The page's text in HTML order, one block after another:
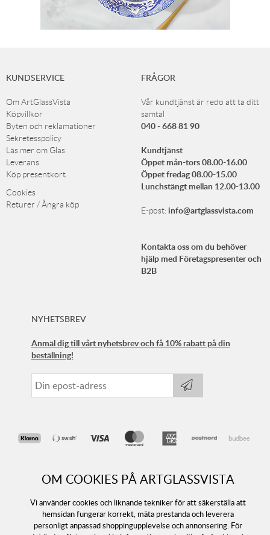
OM COOKIES PÅ ARTGLASSVISTA
Vi använder cookies och liknande tekniker för att säkerställa att
hemsidan fungerar korrekt, mäta prestanda och leverera
personligt anpassad shoppingupplevelse och annonsering. För
KUNDSERVICE
Om ArtGlassVista
Köpvillkor
Byten och reklamationer
Sekretesspolicy
Läs mer om Glas
Leverans
Köp presentkort
Cookies
Returer / Ångra köp
FRÅGOR
Vår kundtjänst är redo att ta ditt
samtal
040 - 668 81 90
Kundtjänst
Öppet mån-tors 08.00-16.00
Öppet fredag 08.00-15.00
Lunchstängt mellan 12.00-13.00
E-post:info@artglassvista.com
Kontakta oss om du behöver
hjälp med Företagspresenter och
B2B
NYHETSBREV
Anmäl dig till vårt nyhetsbrev och få 10% rabatt på din
beställning!